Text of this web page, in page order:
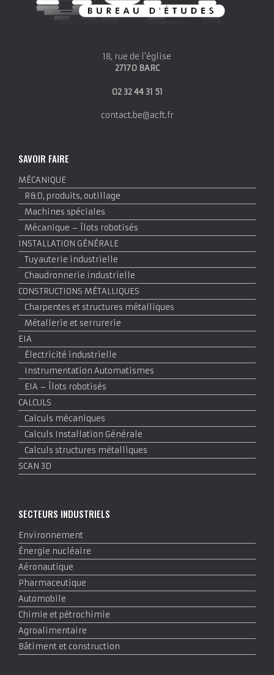
18, rue de l'église
27170 BARC
02 32 44 31 51
contact.be@acft.fr
SAVOIR FAIRE
MÉCANIQUE
R&D, produits, outillage
Machines spéciales
Mécanique – Îlots robotisés
INSTALLATION GÉNÉRALE
Tuyauterie industrielle
Chaudronnerie industrielle
CONSTRUCTIONS MÉTALLIQUES
Charpentes et structures métalliques
Métallerie et serrurerie
EIA
Électricité industrielle
Instrumentation Automatismes
EIA – Îlots robotisés
CALCULS
Calculs mécaniques
Calculs Installation Générale
Calculs structures métalliques
SCAN 3D
SECTEURS INDUSTRIELS
Environnement
Énergie nucléaire
Aéronautique
Pharmaceutique
Automobile
Chimie et pétrochimie
Agroalimentaire
Bâtiment et construction